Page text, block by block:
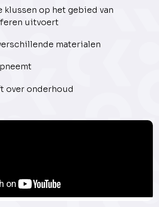
klussen op het gebied van
uitvoert
materialen
over onderhoud